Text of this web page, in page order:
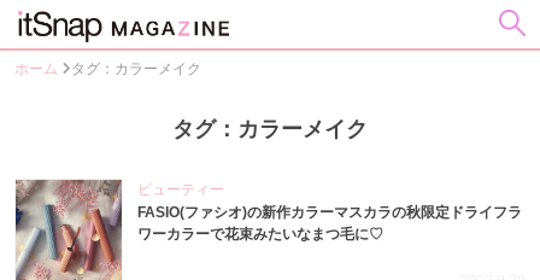
ホーム タグ：カラーメイク
タグ：カラーメイク
ビューティー
FASIO(ファシオ)の新作カラーマスカラの秋限定ドライフラ
ワーカラーで花束みたいなまつ毛に♡